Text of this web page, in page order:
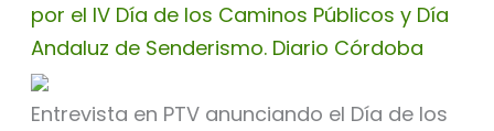
por el IV Día de los Caminos Públicos y Día
Andaluz de Senderismo. Diario Córdoba
Entrevista en PTV anunciando el Día de los